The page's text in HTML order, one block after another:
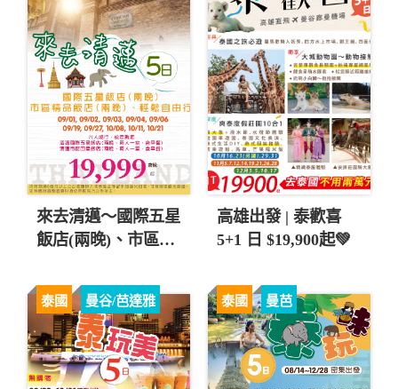
來去清邁～國際五星
飯店(兩晚)、市區精
五日 直售19,999起
💎
高雄出發 | 泰歡喜
5+1 日 $19,900起💚
泰國 曼谷/芭達雅 泰國 曼芭